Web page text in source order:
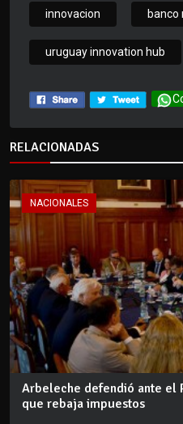
innovacion banco
uruguay innovation hub
RELACIONADAS
NACIONALES
Arbeleche defendió ante el
que rebaja impuestos